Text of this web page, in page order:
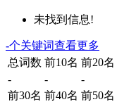
未找到信息!
-个关键词查看更多
总词数 前10名 前20名
-
-
-
前30名 前40名 前50名